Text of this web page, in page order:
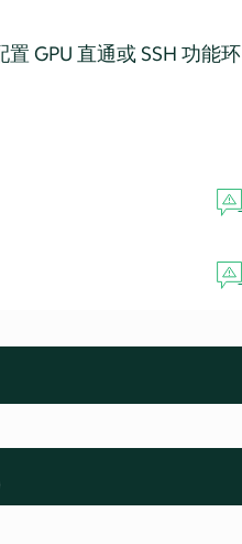
GPU 直通或 SSH 功能环